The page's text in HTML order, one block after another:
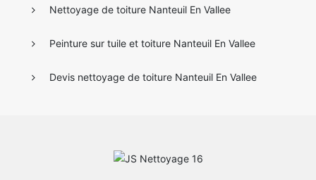
Nettoyage de toiture Nanteuil En Vallee
Peinture sur tuile et toiture Nanteuil En Vallee
Devis nettoyage de toiture Nanteuil En Vallee